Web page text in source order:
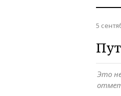
5
Это